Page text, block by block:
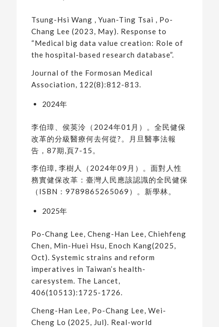
Tsung-Hsi Wang , Yuan-Ting Tsai , Po-
Chang Lee (2023, May). Response to
“Medical big data value creation: Role of
the hospital-based research database”.
Journal of the Formosan Medical
Association, 122(8):812-813.
2024年
李伯璋、侯英泠（2024年01月）。全民健保
改革的分級醫療何去何從?。月旦醫事法報
告，87期,頁7-15。
李伯璋, 李樹人（2024年09月）。面對人性
務實健保改革：臺灣人民應該認識的全民健保
（ISBN：9789865265069）。新學林。
2025年
Po-Chang Lee, Cheng-Han Lee, Chiehfeng
Chen, Min-Huei Hsu, Enoch Kang(2025,
Oct). Systemic strains and reform
imperatives in Taiwan’s health-
caresystem. The Lancet,
406(10513):1725-1726.
Cheng-Han Lee, Po-Chang Lee, Wei-
Cheng Lo (2025, Jul). Real-world